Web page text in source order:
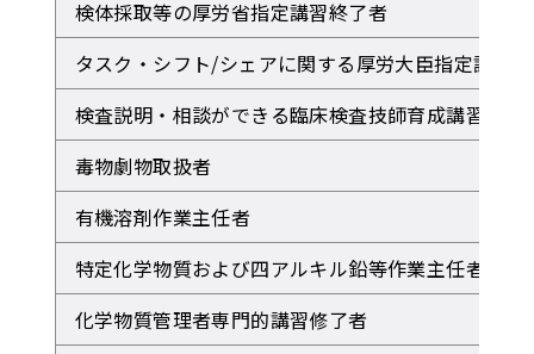
検体採取等の厚労省指定講習終了者
タスク・シフト/シェアに関する厚労大臣指定講習
検査説明・相談ができる臨床検査技師育成講習会受
毒物劇物取扱者
有機溶剤作業主任者
特定化学物質および四アルキル鉛等作業主任者
化学物質管理者専門的講習修了者